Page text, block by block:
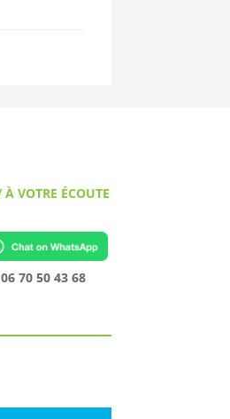
À VOTRE ÉCOUTE
06 70 50 43 68